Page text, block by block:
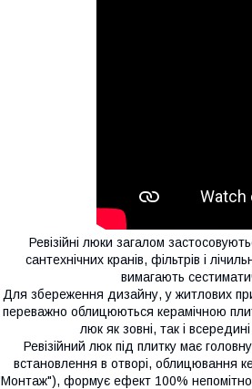
Ревізійні люки загалом
сантехнічних кранів, фільтрів і
вимагають
Для збереження дизайну, у житлових
переважно облицюються керамічною
люк як зовні, так і
Ревізійний люк під плитку має
встановлення в отворі, облицювання
формує ефект 100%